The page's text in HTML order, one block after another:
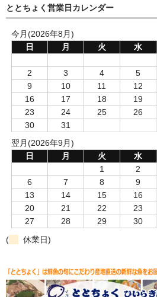
ととちょく営業日カレンダー
今月(2026年8月)
日
月 火 水
2
3 4 5
9
10 11 12
16
17 18 19
23
24 25 26
30
31
翌月(2026年9月)
日
月 火 水
1
2
6
7 8 9
13
14 15 16
20
21 22 23
27
28 29
30
(
休業日)